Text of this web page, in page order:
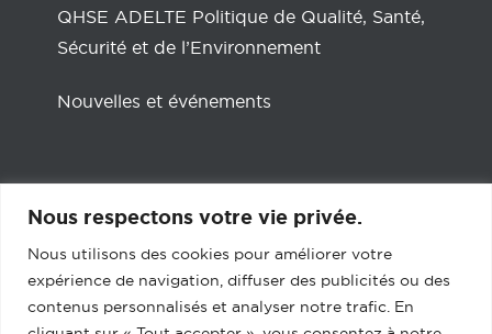
Nous respectons votre vie privée.
Nous utilisons des cookies pour améliorer votre
expérience de navigation, diffuser des publicités ou des
contenus personnalisés et analyser notre trafic. En
QHSE ADELTE Politique de Qualité, Santé,
Sécurité et de l’Environnement
Nouvelles et événements
Réseaux Sociaux
Facebook
LinkedIn